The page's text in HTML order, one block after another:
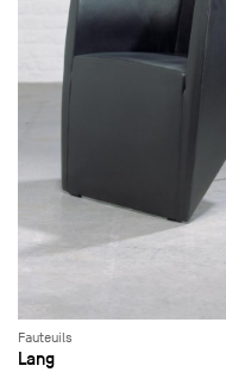
Fauteuils
Lang